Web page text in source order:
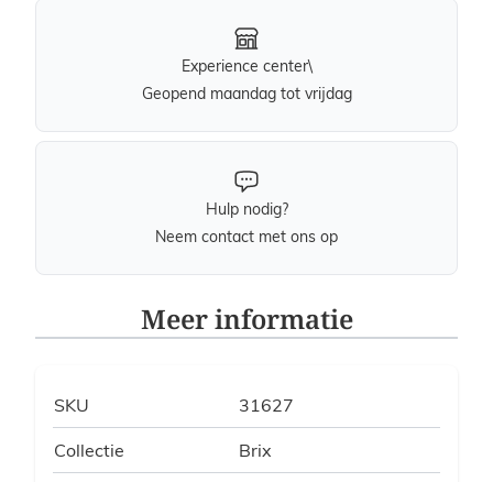
Experience center\
Geopend maandag tot vrijdag
Hulp nodig?
Neem contact met ons op
Meer informatie
SKU 31627
Collectie Brix